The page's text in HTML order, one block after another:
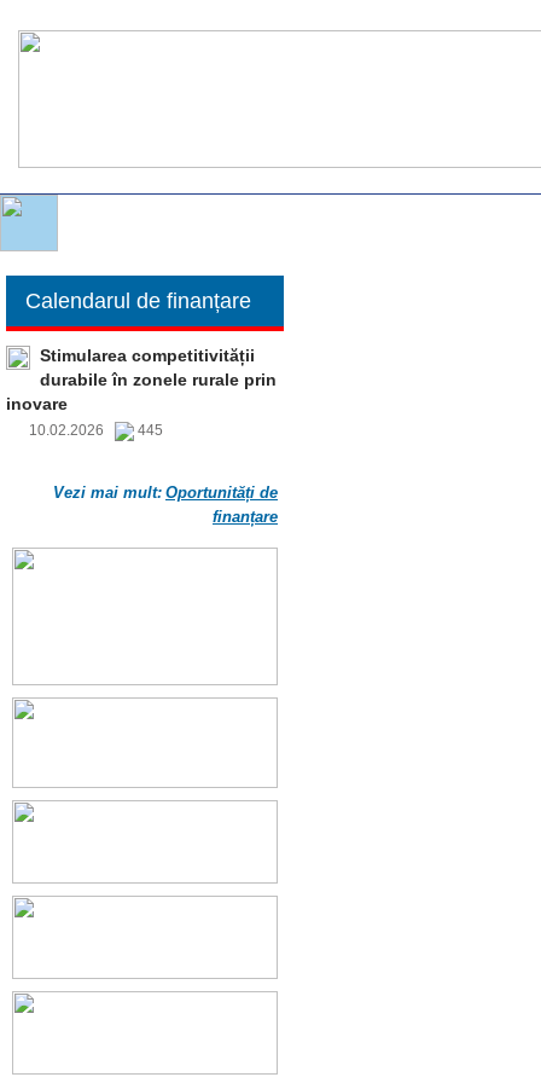
Calendarul de finanțare
Stimularea competitivității
durabile în zonele rurale prin
inovare
10.02.2026 445
Vezi mai mult: Oportunități de
finanțare